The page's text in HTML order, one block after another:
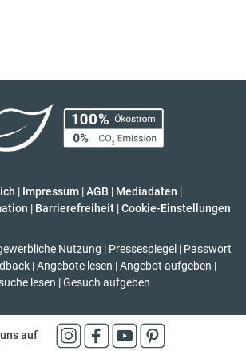
| Impressum |AGB | Mediadaten |
| Barrierefreiheit | Cookie-Einstellungen
Nutzung | Pressespiegel | Passwort
| Angebote lesen | Angebot aufgeben |
lesen | Gesuch aufgeben
auf